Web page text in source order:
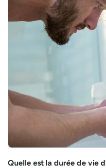
Quelle est la durée de vie